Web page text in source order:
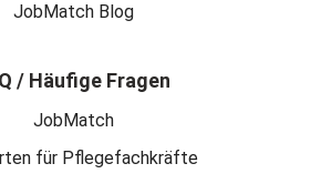
JobMatch Blog
/ Häufige Fragen
JobMatch
für Pflegefachkräfte